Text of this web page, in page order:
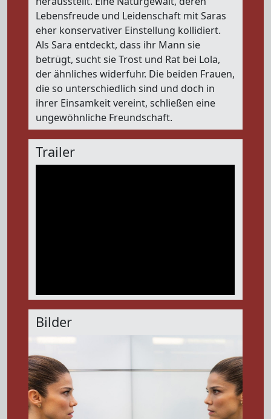
Lebensfreude und Leidenschaft mit Saras
eher konservativer Einstellung kollidiert.
Als Sara entdeckt, dass ihr Mann sie
betrügt, sucht sie Trost und Rat bei Lola,
der ähnliches widerfuhr. Die beiden Frauen,
die so unterschiedlich sind und doch in
ihrer Einsamkeit vereint, schließen eine
ungewöhnliche Freundschaft.
Trailer
Bilder